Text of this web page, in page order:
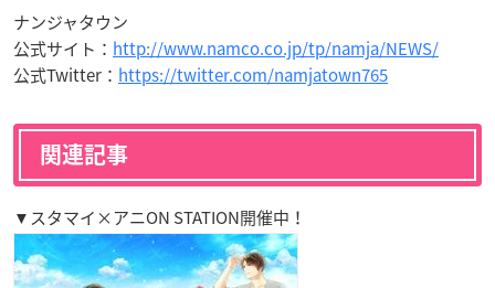
ナンジャタウン
公式サイト： http://www.namco.co.jp/tp/namja/NEWS/
公式Twitter： https://twitter.com/namjatown765
関連記事
▼スタマイ×アニON STATION開催中！